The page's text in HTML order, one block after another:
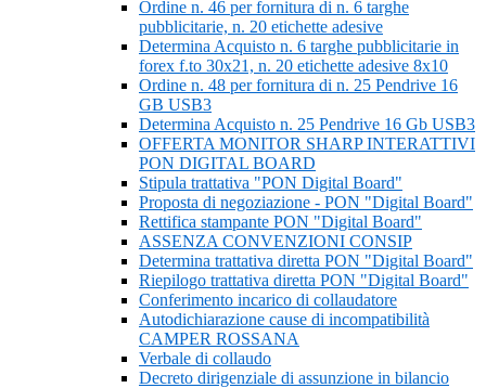
Ordine n. 46 per fornitura di n. 6 targhe
pubblicitarie, n. 20 etichette adesive
Determina Acquisto n. 6 targhe pubblicitarie in
forex f.to 30x21, n. 20 etichette adesive 8x10
Ordine n. 48 per fornitura di n. 25 Pendrive 16
GB USB3
Determina Acquisto n. 25 Pendrive 16 Gb USB3
OFFERTA MONITOR SHARP INTERATTIVI
PON DIGITAL BOARD
Stipula trattativa "PON Digital Board"
Proposta di negoziazione - PON "Digital Board"
Rettifica stampante PON "Digital Board"
ASSENZA CONVENZIONI CONSIP
Determina trattativa diretta PON "Digital Board"
Riepilogo trattativa diretta PON "Digital Board"
Conferimento incarico di collaudatore
Autodichiarazione cause di incompatibilità
CAMPER ROSSANA
Verbale di collaudo
Decreto dirigenziale di assunzione in bilancio